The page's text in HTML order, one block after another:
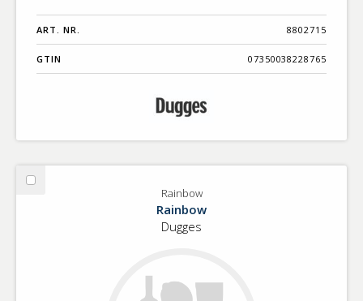
ART. NR. 8802715
GTIN 07350038228765
Välj
Rainbow
Rainbow
Dugges